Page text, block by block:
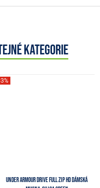
kategorie
Under Armour Drive Full Zip HD dámská